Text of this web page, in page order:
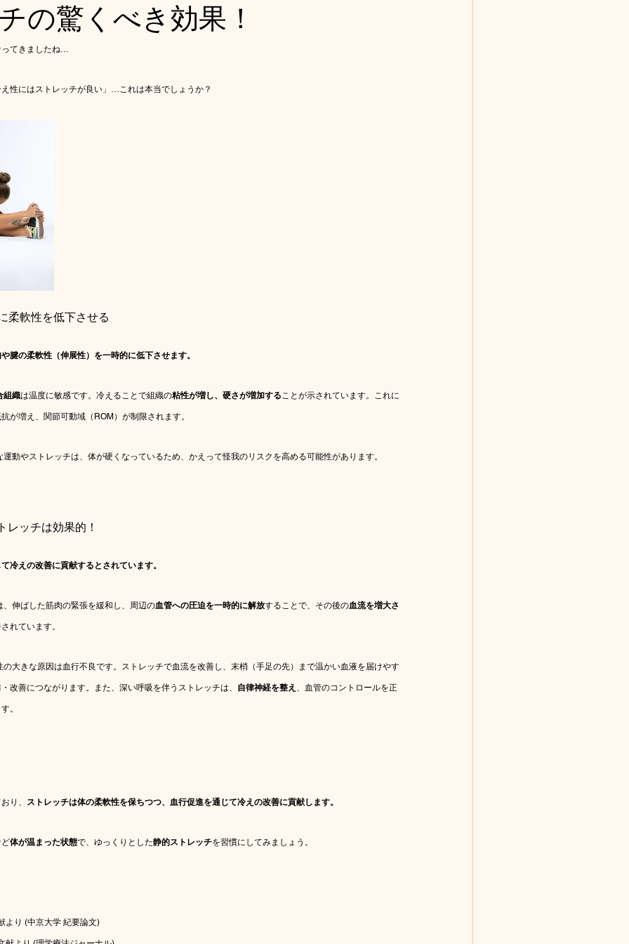
の驚くべき効果！
ってきましたね…
性にはストレッチが良い」…これは本当でしょうか？
柔軟性を低下させる
腱の柔軟性（伸展性）を一時的に低下させます。
組織は温度に敏感です。冷えることで組織の粘性が増し、硬さが増加することが示されています。これに
が増え、関節可動域（ROM）が制限されます。
動やストレッチは、体が硬くなっているため、かえって怪我のリスクを高める可能性があります。
レッチは効果的！
冷えの改善に貢献するとされています。
伸ばした筋肉の緊張を緩和し、周辺の血管への圧迫を一時的に解放することで、その後の血流を増大さ
れています。
大きな原因は血行不良です。ストレッチで血流を改善し、末梢（手足の先）まで温かい血液を届けやす
改善につながります。また、深い呼吸を伴うストレッチは、 自律神経を整え 、血管のコントロールを正
。
り、 ストレッチは体の柔軟性を保ちつつ、血行促進を通じて冷えの改善に貢献します。
体が温まった状態で、ゆっくりとした静的ストレッチを習慣にしてみましょう。
より (中京大学 紀要論文)